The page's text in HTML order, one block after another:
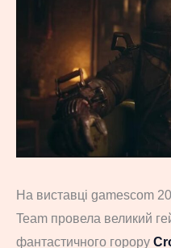
На виставці gamescom
Team провела великий
фантастичного горору